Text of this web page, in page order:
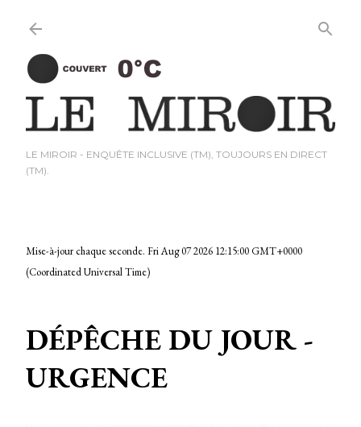
Passer au contenu
LE MIROIR - ENQUÊTE INCLUSIVE (TM), TOUJOURS EN DIRECT
(TM).
Mise-à-jour chaque seconde. Fri Aug 07 2026 12:15:01 GMT+0000
(Coordinated Universal Time)
DÉPÊCHE DU JOUR -
URGENCE